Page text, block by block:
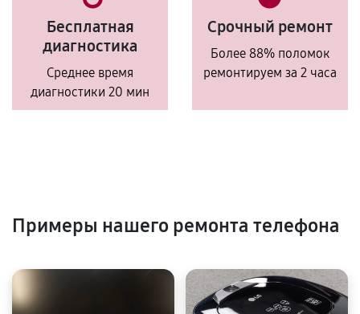
Бесплатная
диагностика
Среднее время
диагностики 20 мин
Срочный ремонт
Более 88% поломок
ремонтируем за 2 часа
Примеры нашего ремонта телефона